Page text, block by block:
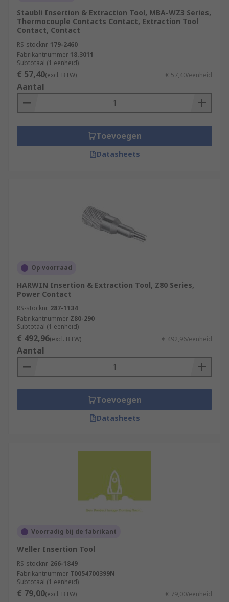
Staubli Insertion & Extraction Tool, MBA-WZ3 Series,
Thermocouple Contacts Contact, Extraction Tool
Contact, Contact
RS-stocknr. 179-2460
Fabrikantnummer 18.3011
Subtotaal (1 eenheid)
€ 57,40(excl. BTW) € 57,40/eenheid
Aantal
Toevoegen
Datasheets
Op voorraad
HARWIN Insertion & Extraction Tool, Z80 Series,
Power Contact
RS-stocknr. 287-1134
Fabrikantnummer Z80-290
Subtotaal (1 eenheid)
€ 492,96(excl. BTW) € 492,96/eenheid
Aantal
Toevoegen
Datasheets
Voorradig bij de fabrikant
Weller Insertion Tool
RS-stocknr. 266-1849
Fabrikantnummer T0054700399N
Subtotaal (1 eenheid)
€ 79,00(excl. BTW) € 79,00/eenheid